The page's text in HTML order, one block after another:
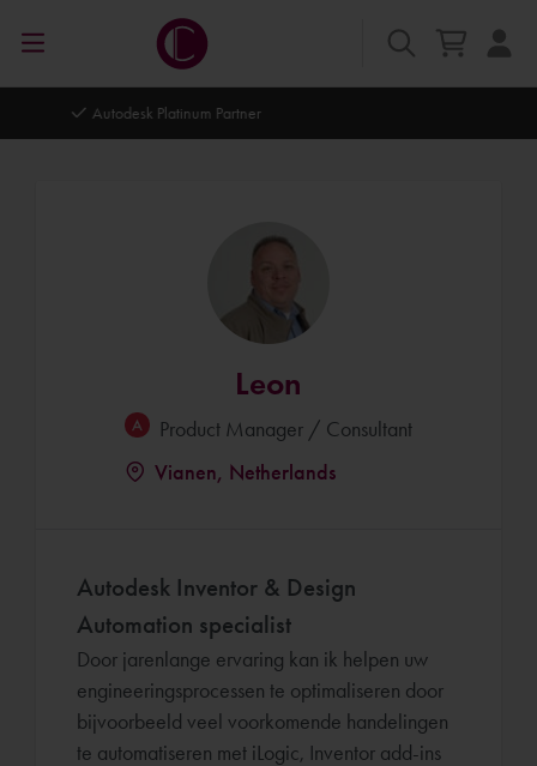
Autodesk Platinum Partner
Leon
Product Manager / Consultant
Vianen, Netherlands
Autodesk Inventor & Design
Automation specialist
Door jarenlange ervaring kan ik helpen uw
engineeringsprocessen te optimaliseren door
bijvoorbeeld veel voorkomende handelingen
te automatiseren met iLogic, Inventor add-ins